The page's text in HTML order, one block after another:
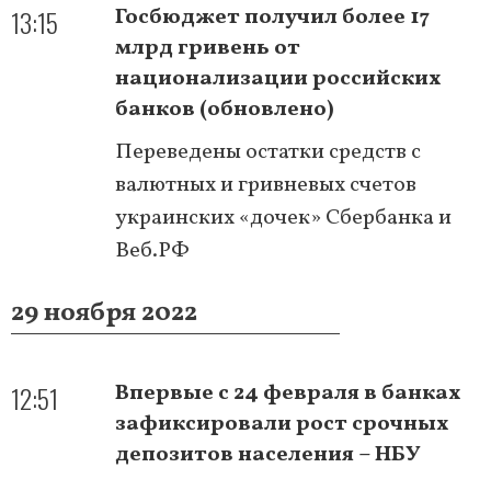
13:15
Госбюджет получил более 17
млрд гривень от
национализации российских
банков (обновлено)
Переведены остатки средств с
валютных и гривневых счетов
украинских «дочек» Сбербанка и
Веб.РФ
29 ноября 2022
12:51
Впервые с 24 февраля в банках
зафиксировали рост срочных
депозитов населения – НБУ